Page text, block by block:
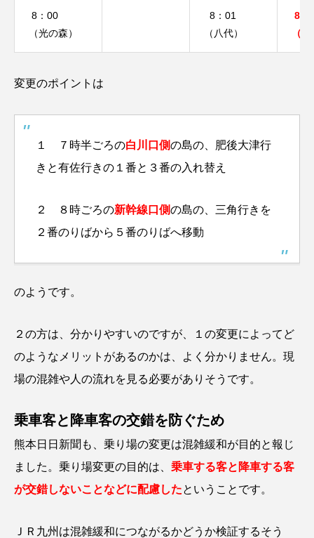
8：00
（光の森）
8：01
（八代）
8：
（
変更のポイントは
１ ７時半ごろの白川口側の島の、肥後大津行
きと有佐行きの１番と３番の入れ替え
２ ８時ごろの新幹線口側の島の、三角行きを
２番のりばから５番のりばへ移動
のようです。
２の方は、分かりやすいのですが、１の変更によってど
のようなメリットがあるのかは、よく分かりません。現
場の混雑や人の流れを見る必要がありそうです。
乗車客と降車客の交錯を防ぐため
熊本日日新聞も、乗り場の変更は混雑緩和が目的と報じ
ました。乗り場変更の目的は、 乗車する客と降車する客
が交錯しないことなどに配慮したということです。
ＪＲ九州は混雑緩和につながるかどうか検証するそう